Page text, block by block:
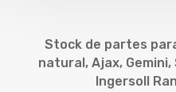
Stock de partes
natural, Ajax,
Ingersoll